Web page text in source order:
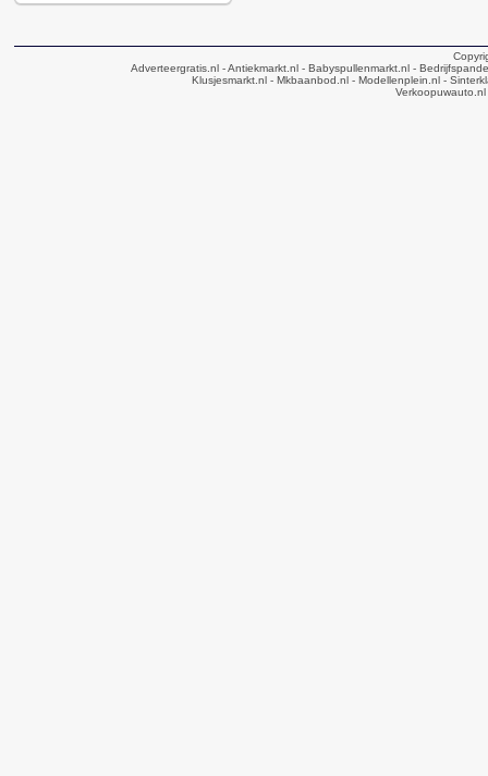
Adverteergratis.nl- Antiekmarkt.nl- Babyspullenmarkt.nl-
Klusjesmarkt.nl- Mkbaanbod.nl- Modellenplein.nl-
Verkoopuwauto.nl